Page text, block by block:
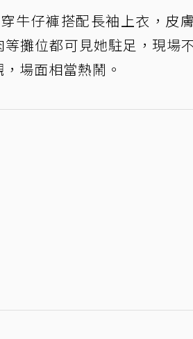
牛仔褲搭配長袖上衣，皮
攤位都可見她駐足，現場
場面相當熱鬧。